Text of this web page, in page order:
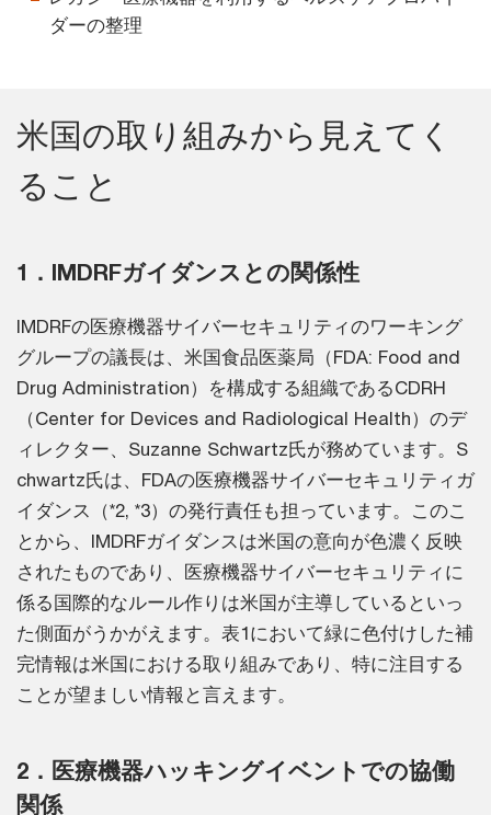
ダーの整理
米国の取り組みから見えてく
ること
1．IMDRFガイダンスとの関係性
IMDRFの医療機器サイバーセキュリティのワーキング
グループの議長は、米国食品医薬局（FDA: Food and
Drug Administration）を構成する組織であるCDRH
（Center for Devices and Radiological Health）のデ
ィレクター、Suzanne Schwartz氏が務めています。S
chwartz氏は、FDAの医療機器サイバーセキュリティガ
イダンス（*2, *3）の発行責任も担っています。このこ
とから、IMDRFガイダンスは米国の意向が色濃く反映
されたものであり、医療機器サイバーセキュリティに
係る国際的なルール作りは米国が主導しているといっ
た側面がうかがえます。表1において緑に色付けした補
完情報は米国における取り組みであり、特に注目する
ことが望ましい情報と言えます。
2．医療機器ハッキングイベントでの協働
関係